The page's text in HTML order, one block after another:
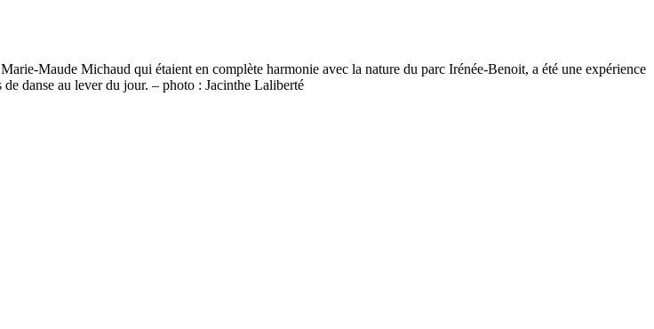
Maude Michaud qui étaient en complète harmonie avec la nature du parc Irénée-Benoit, a été une expérience
danse au lever du jour. – photo : Jacinthe Laliberté